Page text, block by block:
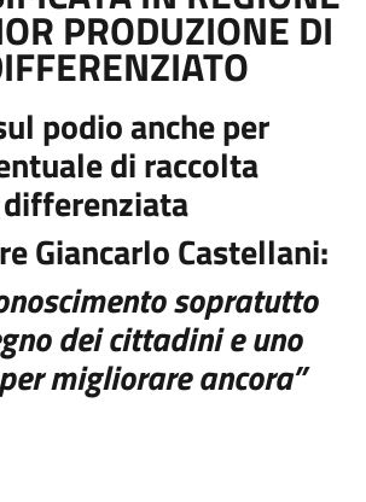
PRODUZIONE DI
podio anche per
di raccolta
differenziata
Giancarlo Castellani:
sopratutto
dei cittadini e uno
migliorare ancora”